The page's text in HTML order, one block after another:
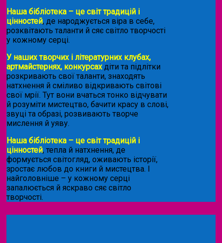
Наша бібліотека – це світ традицій і
цінностей, де народжується віра в себе,
розквітають таланти й сяє світло творчості
у кожному серці.
У наших творчих і літературних клубах,
артмайстернях, конкурсахдіти та підлітки
розкривають свої таланти, знаходять
натхнення й сміливо відкривають світові
свої мрії. Тут вони вчаться тонко відчувати
й розуміти мистецтво, бачити красу в слові,
звуці та образі, розвивають творче
мислення й уяву.
Наша бібліотека – це світ традицій і
цінностей, тепла й натхнення, де
формується світогляд, оживають історії,
зростає любов до книги й мистецтва. І
найголовніше – у кожному серці
запалюється й яскраво сяє світло
творчості.